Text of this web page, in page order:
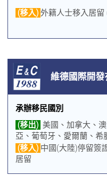
(移入) 外籍人士移入居
維德國際開發
承辦移民國別
(移出) 美國、加拿大、
亞、葡萄牙、愛爾蘭、
牙、巴拿馬
(移入) 中國(大陸)停留簽
居留